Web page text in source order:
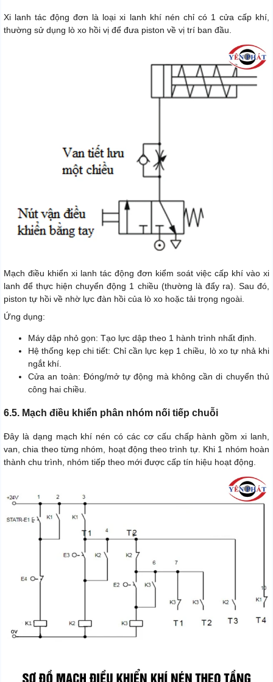
Xi lanh tác động đơn là loại xi lanh khí nén chỉ có 1 cửa cấp khí,
thường sử dụng lò xo hồi vị để đưa piston về vị trí ban đầu.
Mạch điều khiển xi lanh tác động đơn kiểm soát việc cấp khí vào xi
lanh để thực hiện chuyển động 1 chiều (thường là đẩy ra). Sau đó,
piston tự hồi về nhờ lực đàn hồi của lò xo hoặc tải trọng ngoài.
Ứng dụng:
Máy dập nhỏ gọn: Tạo lực dập theo 1 hành trình nhất định.
Hệ thống kẹp chi tiết: Chỉ cần lực kẹp 1 chiều, lò xo tự nhả khi
ngắt khí.
Cửa an toàn: Đóng/mở tự động mà không cần di chuyển thủ
công hai chiều.
6.5. Mạch điều khiển phân nhóm nối tiếp chuỗi
Đây là dạng mạch khí nén có các cơ cấu chấp hành gồm xi lanh,
van, chia theo từng nhóm, hoạt động theo trình tự. Khi 1 nhóm hoàn
thành chu trình, nhóm tiếp theo mới được cấp tín hiệu hoạt động.